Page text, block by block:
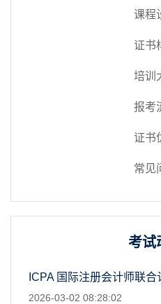
课程
证书
培训
报考
证书
常见
考试
ICPA 国际注册会计师联
2026-03-02 08:28:02